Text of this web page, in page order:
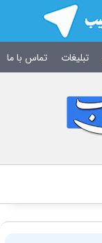
تبلیغات تماس با ما